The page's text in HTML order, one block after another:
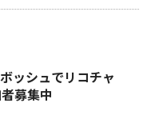
ッシュでリコチャ
募集中